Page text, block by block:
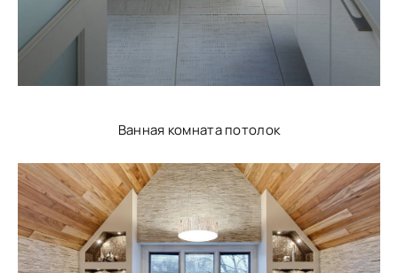
Ванная комната потолок